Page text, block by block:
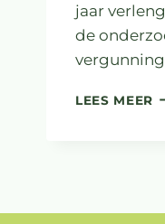
jaar
de
LEES MEER